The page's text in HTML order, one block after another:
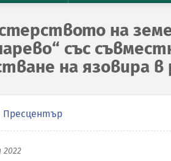
на
със
на язовира в
Пресцентър
2022